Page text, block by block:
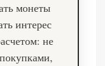
монеты
интерес
не